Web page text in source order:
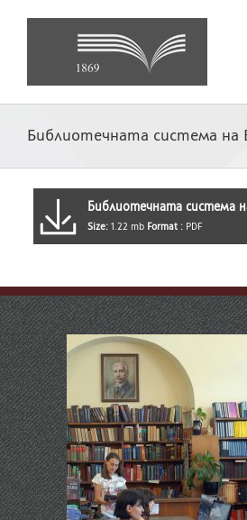
Библиотечната система на
Библиотечната система
Size: 1.22 mb Format : PDF